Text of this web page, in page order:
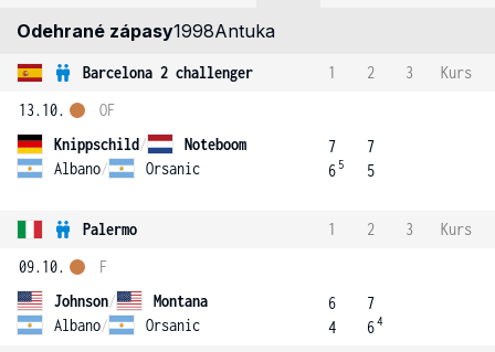
Odehrané zápasy1998Antuka
Barcelona 2 challenger 1 2 3
Kurs
13.10.
Knippschild/
Noteboom
Albano/ Orsanic
OF
7
6 5
7
5
Palermo 1 2 3
Kurs
09.10.
Johnson/
Montana
Albano/ Orsanic
F
6
4
7
64